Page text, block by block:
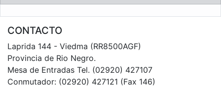
CONTACTO
Laprida 144 - Viedma (RR8500AGF)
Provincia de Rio Negro.
Mesa de Entradas Tel. (02920) 427107
Conmutador: (02920) 427121 (Fax 146)